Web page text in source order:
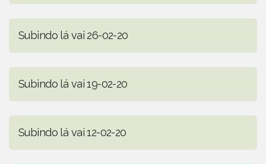
Subindo lá vai 26-02-20
Subindo lá vai 19-02-20
Subindo lá vai 12-02-20